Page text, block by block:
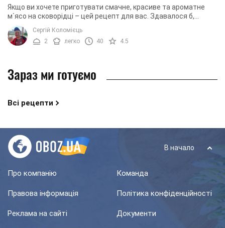
Якщо ви хочете приготувати смачне, красиве та ароматне
м`ясо на сковорідці – цей рецепт для вас. Здавалося б,
страва легка у приготуванні, тому з нею ...
Сергій Коломієць
2
легко 40 4.5
Зараз ми готуємо
Всі рецепти
В начало
Про компанію Команда
Правова інформація Політика конфіденційності
Реклама на сайті Документи